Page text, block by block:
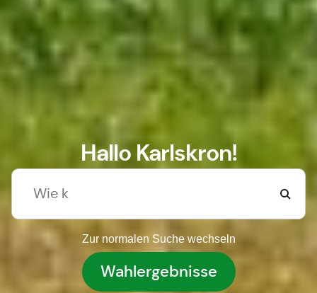
Hallo Karlskron!
Zur normalen Suche wechseln
Wahlergebnisse